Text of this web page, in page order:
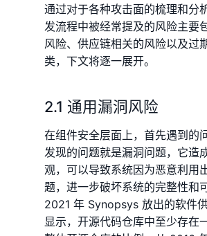
通过对于各种攻击面的梳理和分
发流程中被经常提及的⻛险主要
风险、供应链相关的风险以及过
类，下文将逐一展开。
2.1 通用漏洞⻛险
在组件安全层面上，首先遇到的
发现的问题就是漏洞问题，它造
观，可以导致系统因为恶意利用
题，进一步破坏系统的完整性和
2021 年 Synopsys 放出的软件
显示，开源代码仓库中至少存在